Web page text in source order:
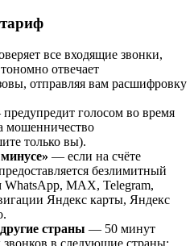
все входящие звонки,
отвечает
отправляя вам расшифровку
голосом во время
мошенничество
только вы).
— если на счёте
безлимитный
WhatsApp, МАХ, Telegram,
Яндекс карты, Яндекс
страны — 50 минут
в следующие страны: